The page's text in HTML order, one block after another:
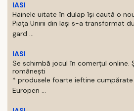
IASI
Hainele uitate în dulap îşi caută o
Piaţa Unirii din Iaşi s-a transformat
gard ...
IASI
Se schimbă jocul în comerțul online.
românești
* produsele foarte ieftine
Europen ...